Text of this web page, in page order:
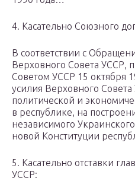
4. Касательно Союзного
В соответствии с
Верховного Совета УССР,
Советом УССР 15 октября
усилия Верховного
политической и
в республике, на
независимого
новой Конституции
5. Касательно отставки
УССР: